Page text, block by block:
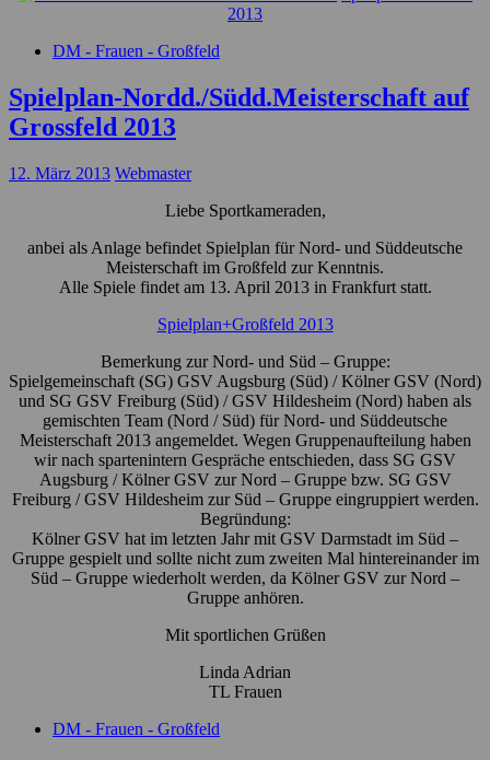
2013
DM - Frauen - Großfeld
Spielplan-Nordd./Südd.Meisterschaft auf
Grossfeld 2013
12. März 2013 Webmaster
Liebe Sportkameraden,
anbei als Anlage befindet Spielplan für Nord- und Süddeutsche
Meisterschaft im Großfeld zur Kenntnis.
Alle Spiele findet am 13. April 2013 in Frankfurt statt.
Spielplan+Großfeld 2013
Bemerkung zur Nord- und Süd – Gruppe:
Spielgemeinschaft (SG) GSV Augsburg (Süd) / Kölner GSV (Nord)
und SG GSV Freiburg (Süd) / GSV Hildesheim (Nord) haben als
gemischten Team (Nord / Süd) für Nord- und Süddeutsche
Meisterschaft 2013 angemeldet. Wegen Gruppenaufteilung haben
wir nach spartenintern Gespräche entschieden, dass SG GSV
Augsburg / Kölner GSV zur Nord – Gruppe bzw. SG GSV
Freiburg / GSV Hildesheim zur Süd – Gruppe eingruppiert werden.
Begründung:
Kölner GSV hat im letzten Jahr mit GSV Darmstadt im Süd –
Gruppe gespielt und sollte nicht zum zweiten Mal hintereinander im
Süd – Gruppe wiederholt werden, da Kölner GSV zur Nord –
Gruppe anhören.
Mit sportlichen Grüßen
Linda Adrian
TL Frauen
DM - Frauen - Großfeld